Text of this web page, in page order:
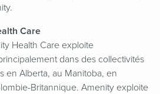
Care
Health Care exploite
dans des collectivités
en Alberta, au Manitoba, en
Britannique. Amenity exploite